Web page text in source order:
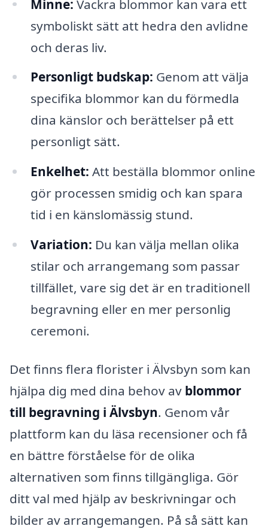
Minne: Vackra blommor kan vara ett
symboliskt sätt att hedra den avlidne
och deras liv.
Personligt budskap: Genom att välja
specifika blommor kan du förmedla
dina känslor och berättelser på ett
personligt sätt.
Enkelhet: Att beställa blommor online
gör processen smidig och kan spara
tid i en känslomässig stund.
Variation: Du kan välja mellan olika
stilar och arrangemang som passar
tillfället, vare sig det är en traditionell
begravning eller en mer personlig
ceremoni.
Det finns flera florister i Älvsbyn som kan
hjälpa dig med dina behov av blommor
till begravning i Älvsbyn. Genom vår
plattform kan du läsa recensioner och få
en bättre förståelse för de olika
alternativen som finns tillgängliga. Gör
ditt val med hjälp av beskrivningar och
bilder av arrangemangen. På så sätt kan